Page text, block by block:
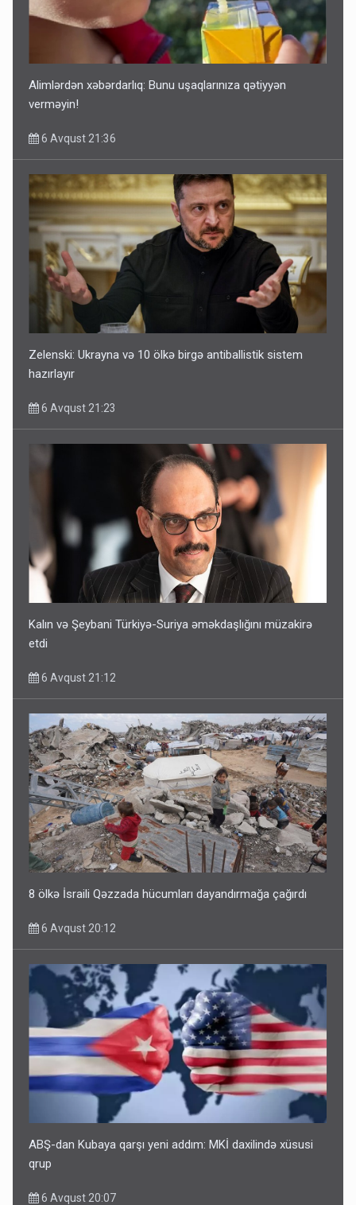
Alimlərdən xəbərdarlıq: Bunu uşaqlarınıza qətiyyən
verməyin!
6 Avqust 21:36
Zelenski: Ukrayna və 10 ölkə birgə antiballistik sistem
hazırlayır
6 Avqust 21:23
Kalın və Şeybani Türkiyə-Suriya əməkdaşlığını müzakirə
etdi
6 Avqust 21:12
8 ölkə İsraili Qəzzada hücumları dayandırmağa çağırdı
6 Avqust 20:12
ABŞ-dan Kubaya qarşı yeni addım: MKİ daxilində xüsusi
qrup
6 Avqust 20:07